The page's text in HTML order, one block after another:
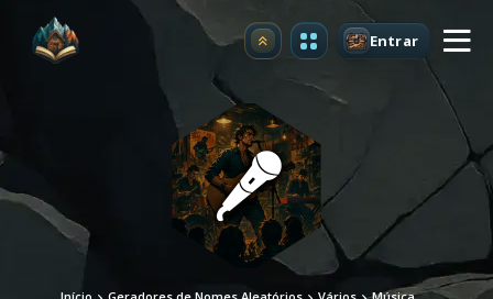
Atualizar Entrar